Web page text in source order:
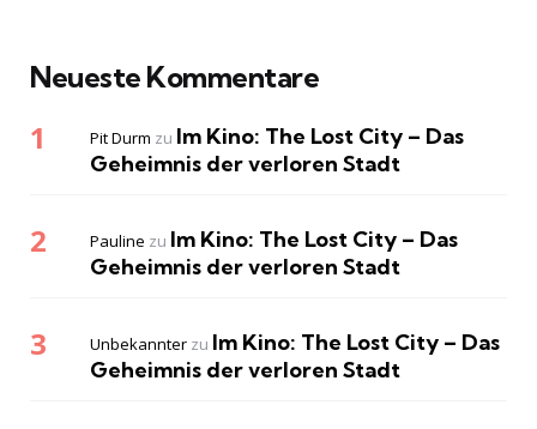
Neueste Kommentare
Pit Durm zu Im Kino: The Lost City – Das
Geheimnis der verloren Stadt
Pauline zu Im Kino: The Lost City – Das
Geheimnis der verloren Stadt
Unbekannter zu Im Kino: The Lost City – Das
Geheimnis der verloren Stadt